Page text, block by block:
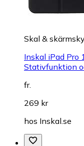
Skal &
Inskal iPad Pro
Stativfunktion
fr.
269 kr
hos Inskal.se